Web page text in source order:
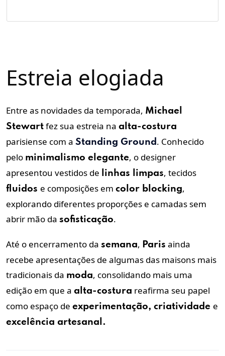
Estreia elogiada
Entre as novidades da temporada, Michael
Stewart fez sua estreia na alta-costura
parisiense com a Standing Ground . Conhecido
pelo minimalismo elegante, o designer
apresentou vestidos de
linhas limpas, tecidos
fluidos e composições em color blocking,
explorando diferentes proporções e camadas sem
abrir mão da sofisticação.
Até o encerramento da semana, Paris ainda
recebe apresentações de algumas das maisons mais
tradicionais da moda, consolidando mais uma
edição em que a alta-costura reafirma seu papel
como espaço de experimentação, criatividade e
excelência artesanal.